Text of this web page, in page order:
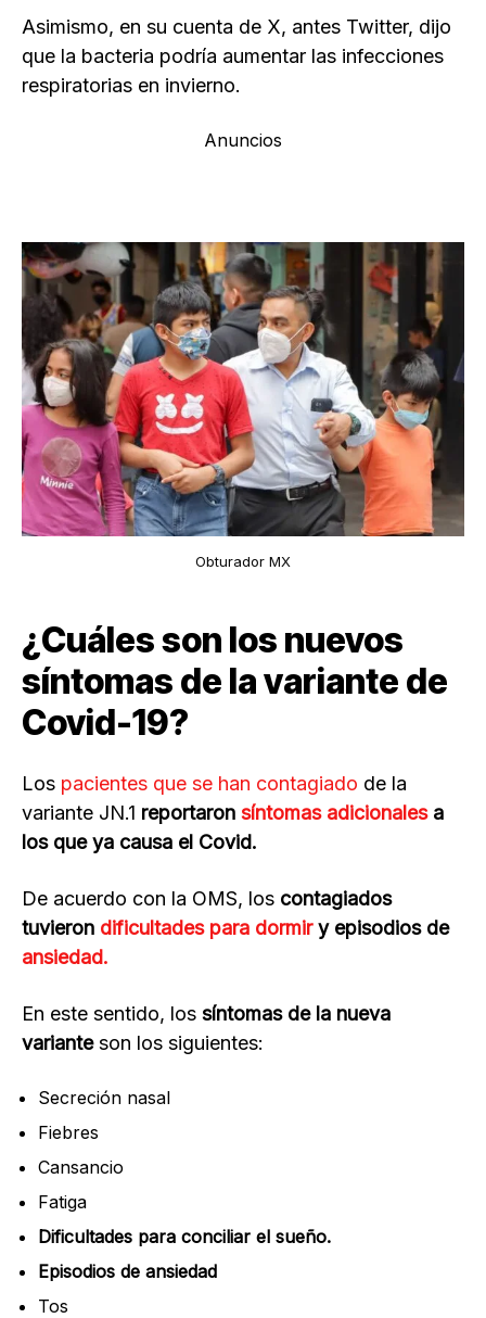
Asimismo, en su cuenta de X, antes Twitter, dijo
que la bacteria podría aumentar las infecciones
respiratorias en invierno.
Anuncios
Obturador MX
¿Cuáles son los nuevos
síntomas de la variante de
Covid-19?
Los pacientes que se han contagiado de la
variante JN.1 reportaron síntomas adicionales a
los que ya causa el Covid.
De acuerdo con la OMS, los contagiados
tuvieron dificultades para dormiry episodios de
ansiedad.
En este sentido, los síntomas de la nueva
varianteson los siguientes:
Secreción nasal
Fiebres
Cansancio
Fatiga
Dificultades para conciliar el sueño.
Episodios de ansiedad
Tos